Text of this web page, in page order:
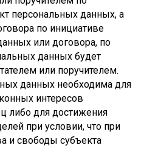
персональных данных, а
по инициативе
или договора, по
данных будет
или поручителем.
данных необходима для
интересов
либо для достижения
при условии, что при
и свободы субъекта